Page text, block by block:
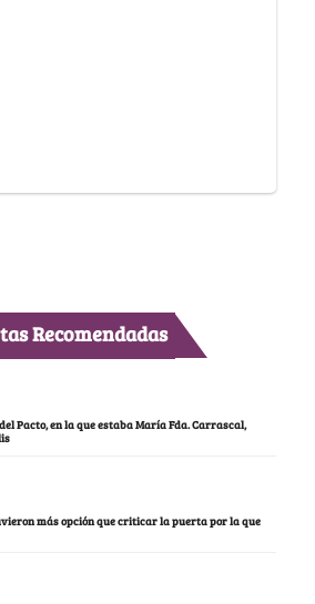
Recomendadas
Pacto, en la que estaba María Fda. Carrascal,
más opción que criticar la puerta por la que